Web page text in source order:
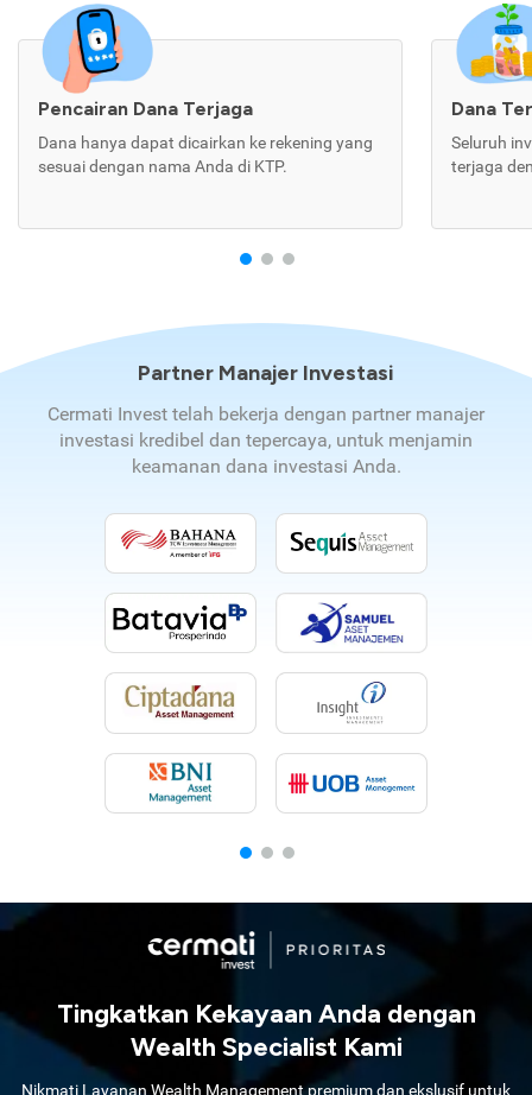
Pencairan Dana Terjaga
Dana hanya dapat dicairkan ke rekening yang
sesuai dengan nama Anda di KTP.
Dana
Seluruh
terjaga
Partner Manajer Investasi
Cermati Invest telah bekerja dengan partner manajer
investasi kredibel dan tepercaya, untuk menjamin
keamanan dana investasi Anda.
Tingkatkan Kekayaan Anda dengan
Wealth Specialist Kami
Nikmati Layanan Wealth Management premium dan ekslusif untuk